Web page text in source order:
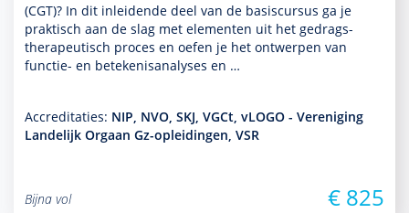
(CGT)? In dit inleidende deel van de basis­cursus ga je
prak­tisch aan de slag met elementen uit het gedrags­
thera­peu­tisch proces en oefen je het ontwerpen van
functie- en bete­kenisanalyses en …
Accreditaties: NIP, NVO, SKJ, VGCt, vLOGO - Vereniging
Landelijk Orgaan Gz-opleidingen, VSR
Bijna vol € 825